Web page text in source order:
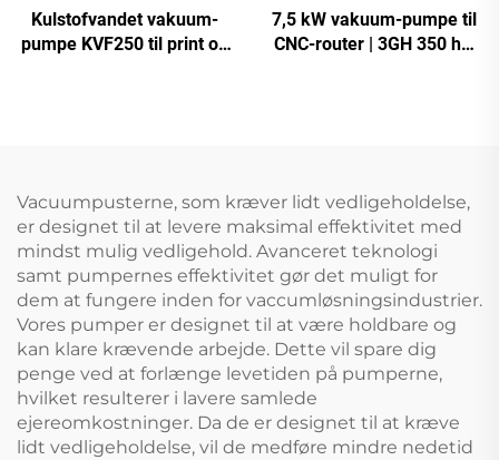
Kulstofvandet vakuum-
pumpe KVF250 til print og
7,5 kW vakuum-pumpe til
CNC-router | 3GH 350 høj
Vacuumpusterne, som kræver lidt vedligeholdelse,
er designet til at levere maksimal effektivitet med
mindst mulig vedligehold. Avanceret teknologi
samt pumpernes effektivitet gør det muligt for
dem at fungere inden for vaccumløsningsindustrier.
Vores pumper er designet til at være holdbare og
kan klare krævende arbejde. Dette vil spare dig
penge ved at forlænge levetiden på pumperne,
hvilket resulterer i lavere samlede
ejereomkostninger. Da de er designet til at kræve
lidt vedligeholdelse, vil de medføre mindre nedetid